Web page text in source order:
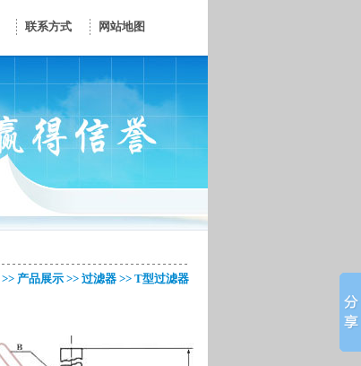
联系方式 网站地图
>> 产品展示 >> 过滤器 >> T型过滤器